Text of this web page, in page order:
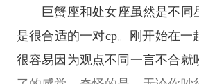
巨蟹座和处女座虽然是不同
是很合适的一对cp。刚开始在一
很容易因为观点不同一言不合就